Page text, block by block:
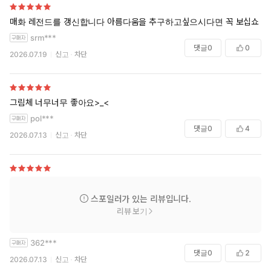
매화 레전드를 갱신합니다 아름다움을 추구하고싶으시다면 꼭 보십쇼
srm***
2026.07.19 신고 차단
댓글0 0
그림체 너무너무 좋아요>_<
pol***
2026.07.13 신고 차단
댓글0 4
스포일러가 있는 리뷰입니다.
리뷰 보기
362***
2026.07.13 신고 차단
댓글0 2